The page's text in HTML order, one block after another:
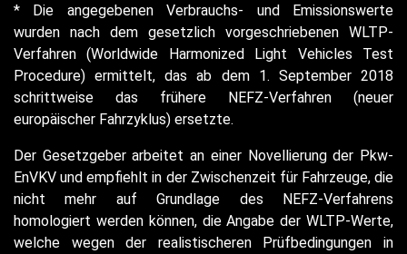
* Die angegebenen Verbrauchs- und Emissionswerte
wurden nach dem gesetzlich vorgeschriebenen WLTP-
Verfahren (Worldwide Harmonized Light Vehicles Test
Procedure) ermittelt, das ab dem 1. September 2018
schrittweise das frühere NEFZ-Verfahren (neuer
europäischer Fahrzyklus) ersetzte.
Der Gesetzgeber arbeitet an einer Novellierung der Pkw-
EnVKV und empfiehlt in der Zwischenzeit für Fahrzeuge, die
nicht mehr auf Grundlage des NEFZ-Verfahrens
homologiert werden können, die Angabe der WLTP-Werte,
welche wegen der realistischeren Prüfbedingungen in